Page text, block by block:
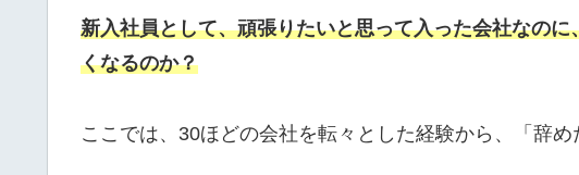
新入社員として、頑張りたいと思って入った会社なの
くなるのか？
ここでは、30ほどの会社を転々とした経験から、「辞め